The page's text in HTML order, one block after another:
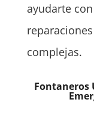
ayudarte
complejas.
Fontaneros